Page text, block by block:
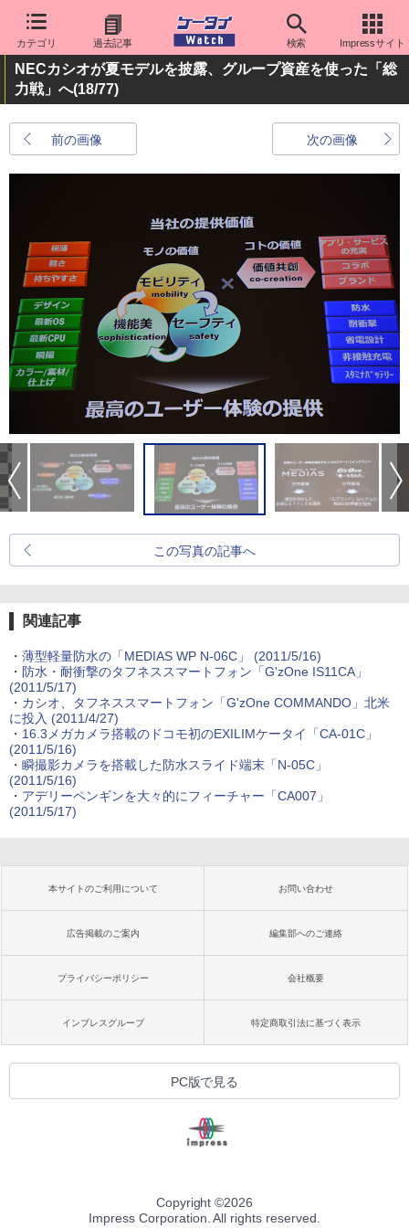
カテゴリ 過去記事 検索 Impressサイト
NECカシオが夏モデルを披露、グループ資産を使った「総
力戦」へ(18/77)
前の画像 次の画像
この写真の記事へ
関連記事
・ 薄型軽量防水の「MEDIAS WP N-06C」
(2011/5/16)
・ 防水・耐衝撃のタフネススマートフォン「G'zOne IS11CA」
(2011/5/17)
・ カシオ、タフネススマートフォン「G'zOne COMMANDO」北米
に投入 (2011/4/27)
・ 16.3メガカメラ搭載のドコモ初のEXILIMケータイ「CA-01C」
(2011/5/16)
・ 瞬撮影カメラを搭載した防水スライド端末「N-05C」
(2011/5/16)
・ アデリーペンギンを大々的にフィーチャー「CA007」
(2011/5/17)
本サイトのご利用について お問い合わせ
広告掲載のご案内 編集部へのご連絡
プライバシーポリシー 会社概要
インプレスグループ 特定商取引法に基づく表示
PC版で見る
Copyright ©2026
Impress Corporation. All rights reserved.